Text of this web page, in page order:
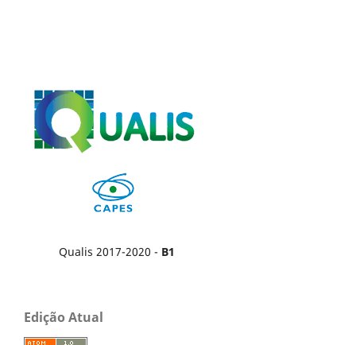
Qualis 2017-2020 - B1
Edição Atual